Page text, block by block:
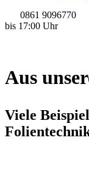
0861 9096770
bis 17:00 Uhr
Aus
Viele